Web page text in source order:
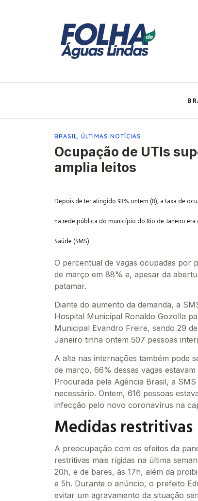
BRASIL ÚLTIMAS NOTÍCIAS
Ocupação de UTIs
amplia leitos
Depois de ter atingido 93% ontem (8), a taxa de
na rede pública do município do Rio de Janeiro
Saúde (SMS).
O percentual de vagas ocupadas por
de março em 88% e, apesar da
patamar.
Diante do aumento da demanda, a
Hospital Municipal Ronaldo Gozolla
Municipal Evandro Freire, sendo 29
Janeiro tinha ontem 507 pessoas
A alta nas internações também pode
de março, 66% dessas vagas
Procurada pela Agência Brasil, a
necessário. Ontem, 616 pessoas
infecção pelo novo coronavírus na
Medidas restritivas
A preocupação com os efeitos da
restritivas mais rígidas na última
20h, e de bares, às 17h, além da
e 5h. Durante o anúncio, o prefeito
evitar um agravamento da situação